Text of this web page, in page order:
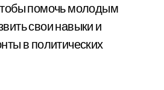
помочь молодым
свои навыки и
в политических